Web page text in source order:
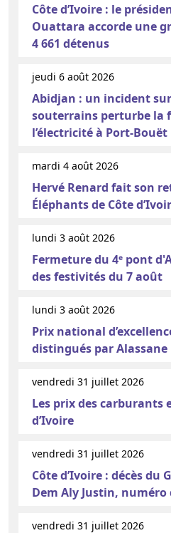
Côte d’Ivoire : le
Ouattara accorde une
4 661 détenus
jeudi 6 août 2026
Abidjan : un incident
souterrains perturbe la
l’électricité à Port-Bouët
mardi 4 août 2026
Hervé Renard fait son
Éléphants de Côte
lundi 3 août 2026
Fermeture du 4ᵉ pont
des festivités du 7 août
lundi 3 août 2026
Prix national
distingués par
vendredi 31 juillet 2026
Les prix des carburants
d’Ivoire
vendredi 31 juillet 2026
Côte d’Ivoire : décès du
Dem Aly Justin, numéro
vendredi 31 juillet 2026